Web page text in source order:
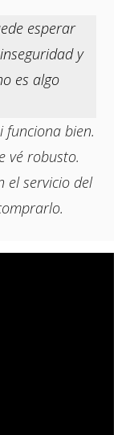
esperar
y
es algo
funciona bien.
vé robusto.
el servicio del